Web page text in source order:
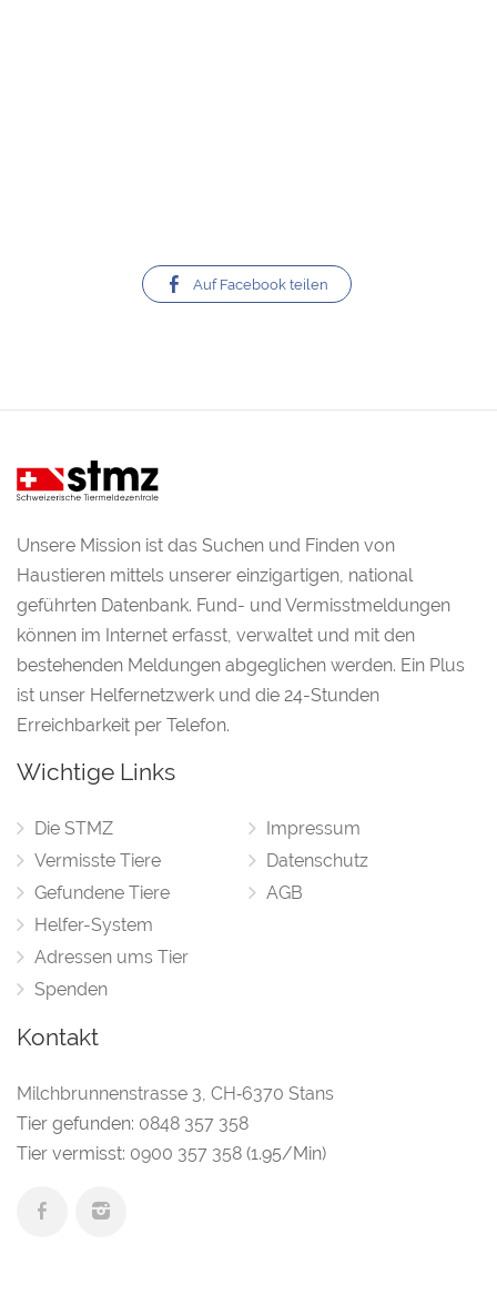
Auf Facebook teilen
Unsere Mission ist das Suchen und Finden von
Haustieren mittels unserer einzigartigen, national
geführten Datenbank. Fund- und Vermisstmeldungen
können im Internet erfasst, verwaltet und mit den
bestehenden Meldungen abgeglichen werden. Ein Plus
ist unser Helfernetzwerk und die 24-Stunden
Erreichbarkeit per Telefon.
Wichtige Links
Die STMZ
Vermisste Tiere
Gefundene Tiere
Helfer-System
Adressen ums Tier
Spenden
Impressum
Datenschutz
AGB
Kontakt
Milchbrunnenstrasse 3, CH‑6370 Stans
Tier gefunden: 0848 357 358
Tier vermisst: 0900 357 358 (1.95/Min)